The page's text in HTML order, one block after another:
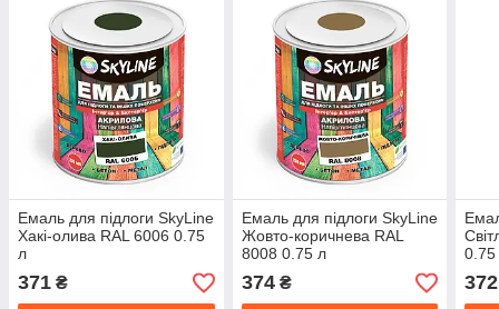
Емаль для підлоги SkyLine
Хакі-олива RAL 6006 0.75
л
371 ₴
Емаль для підлоги SkyLine
Жовто-коричнева RAL
8008 0.75 л
374₴
0.75
372